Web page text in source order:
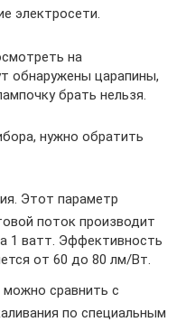
электросети.
на
обнаружены царапины,
брать нельзя.
нужно обратить
Этот параметр
поток производит
1 ватт. Эффективность
от 60 до 80 лм/Вт.
сравнить с
по специальным